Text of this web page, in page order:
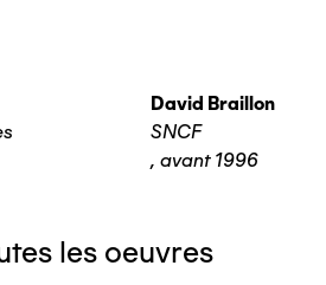
David Braillon
SNCF
, avant 1996
les oeuvres